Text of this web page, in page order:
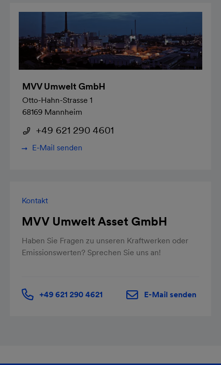
MVV Umwelt GmbH
Otto-Hahn-Strasse 1
68169 Mannheim
+49 621 290 4601
E-Mail senden
Kontakt
MVV Umwelt Asset GmbH
Haben Sie Fragen zu unseren Kraftwerken oder
Emissionswerten? Sprechen Sie uns an!
+49 621 290 4621 E-Mail senden